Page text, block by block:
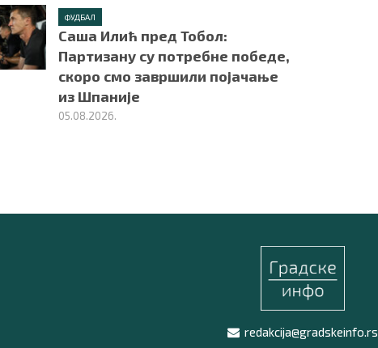
ФУДБАЛ
Саша Илић пред Тобол:
Партизану су потребне победе,
скоро смо завршили појачање
из Шпаније
05.08.2026.
redakcija@gradskeinfo.rs